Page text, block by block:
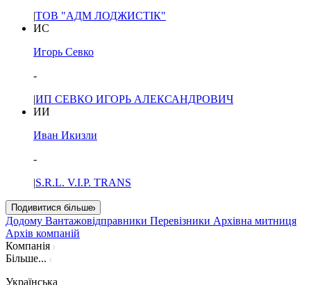
|ТОВ "АДМ ЛОДЖИСТІК"
ИС
Игорь Севко
-
|ИП СЕВКО ИГОРЬ АЛЕКСАНДРОВИЧ
ИИ
Иван Икизли
-
|S.R.L. V.I.P. TRANS
Подивитися більше
Додому Вантажовідправники Перевізники Архівна митниця
Архів компаній
Компанія
Більше...
Українська